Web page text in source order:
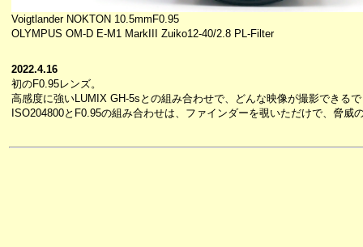
Voigtlander NOKTON 10.5mmF0.95
OLYMPUS OM-D E-M1 MarkIII Zuiko12-40/2.8 PL-Filter
2022.4.16
初のF0.95レンズ。
高感度に強いLUMIX GH-5sとの組み合わせで、どんな映像が撮影できる
ISO204800とF0.95の組み合わせは、ファインダーを覗いただけで、脅威